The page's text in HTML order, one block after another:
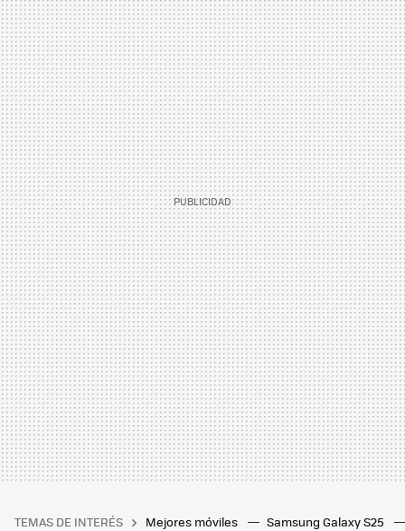
TEMAS DE INTERÉS Mejores móviles Samsung Galaxy S25